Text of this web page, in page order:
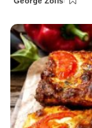
Posted